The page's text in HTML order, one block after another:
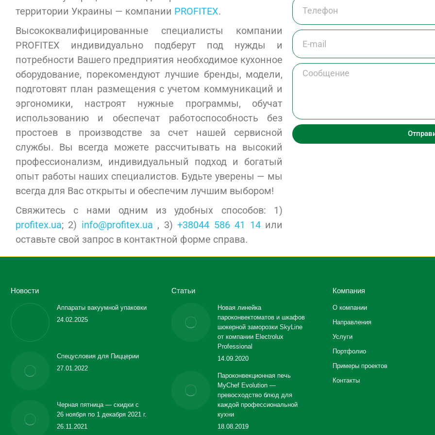
территории Украины — компании PROFITEX.
Высококвалифицированные специалисты компании
PROFITEX индивидуально подберут под нужды и
потребности Вашего предприятия необходимое кухонное
оборудование, порекомендуют лучшие бренды, модели,
подготовят план размещения с учетом коммуникаций и
эргономики, настроят нужные программы, обучат
использованию и обеспечат работоспособность без
простоев в производстве за счет нашей сервисной
службы. Вы всегда можете рассчитывать на высокий
профессионализм, индивидуальный подход и богатый
опыт работы наших специалистов. Будьте уверены — мы
всегда для Вас открыты и обеспечим лучшим выбором!
Свяжитесь с нами одним из удобных способов: 1)
profitex.ua; 2) info@profitex.ua , 3)+38044 586 41 14или
оставьте свой запрос в контактной форме справа.
Новости
Аппараты вакуумной упаковки
24.02.2025
Спецусловия для Пиццерии
27.01.2022
Черная пятница — скидки с
26 ноября по 1 декабря 2021 г.
26.11.2021
Статьи
Новая линейка
пароконвектоматов и шкафов
шокерной заморозки SkyLine
от компании Electrolux
Professional
14.09.2020
Пароконвекционная печь
MyChef Evolution —
превосходство блюд для
каждой профессиональной
кухни
18.08.2019
Компания
О компании
Направления
Услуги
Портфолио
Примеры проектов
Контакты